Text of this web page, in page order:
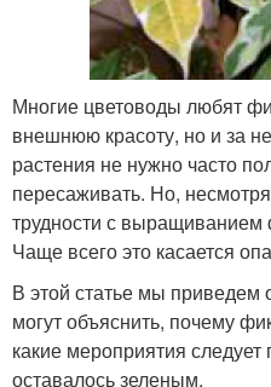
Многие цветоводы любят
внешнюю красоту, но и за
растения не нужно часто
пересаживать. Но,
трудности с выращиванием
Чаще всего это касается
В этой статье мы
могут объяснить, почему
какие мероприятия
оставалось зеленым.